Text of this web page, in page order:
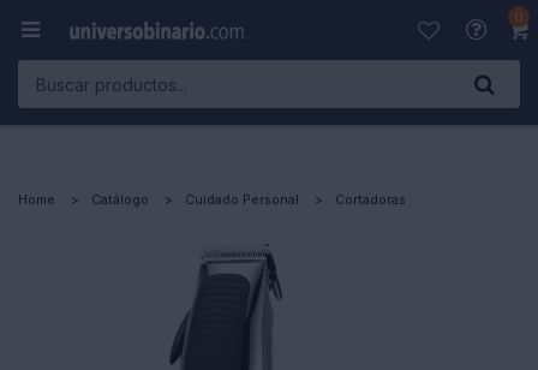
0

Home Catálogo Cuidado Personal Cortadoras